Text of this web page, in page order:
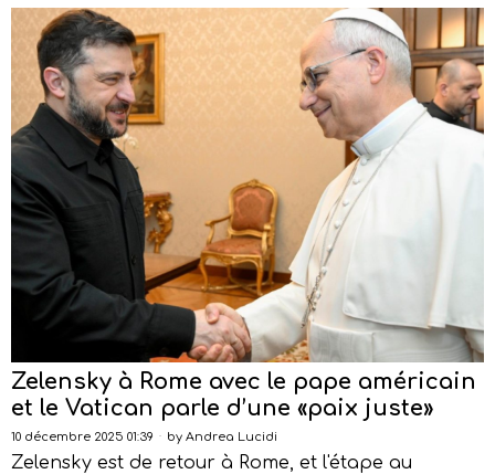
Zelensky à Rome avec le pape américain
et le Vatican parle d’une «paix juste»
10 décembre 2025 01:39 by Andrea Lucidi
Zelensky est de retour à Rome, et l'étape au